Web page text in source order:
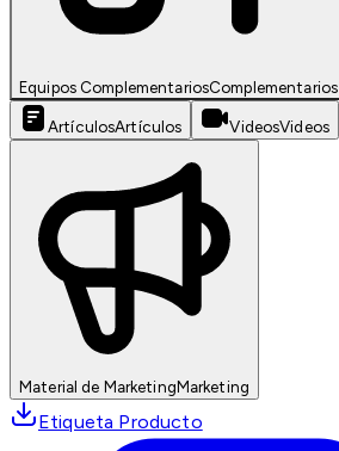
Equipos ComplementariosComplementarios
ArtículosArtículos VideosVideos
Material de MarketingMarketing
Etiqueta Producto